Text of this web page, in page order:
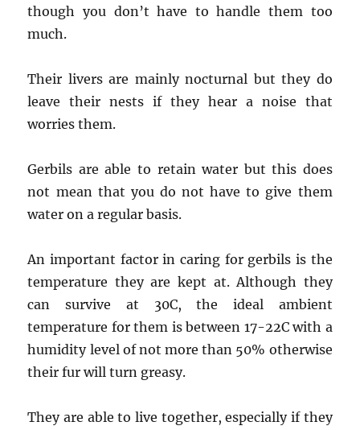
though you don’t have to handle them too
much.
Their livers are mainly nocturnal but they do
leave their nests if they hear a noise that
worries them.
Gerbils are able to retain water but this does
not mean that you do not have to give them
water on a regular basis.
An important factor in caring for gerbils is the
temperature they are kept at. Although they
can survive at 30C, the ideal ambient
temperature for them is between 17-22C with a
humidity level of not more than 50% otherwise
their fur will turn greasy.
They are able to live together, especially if they